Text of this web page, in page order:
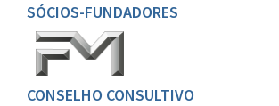
SÓCIOS-FUNDADORES
CONSELHO CONSULTIVO